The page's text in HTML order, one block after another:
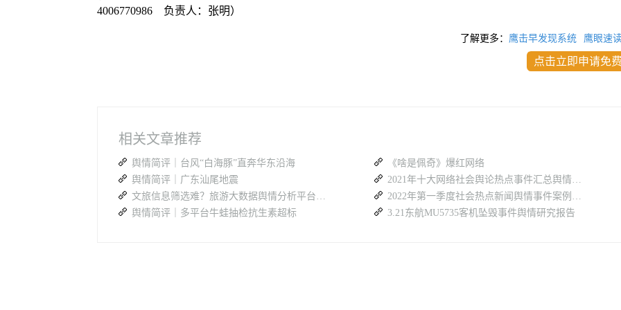
4006770986 负责人：张明）
了解更多： 鹰击早发现系统 鹰眼速
点击立即申请免
相关文章推荐
舆情简评｜台风“白海豚”直奔华东沿海
舆情简评｜广东汕尾地震
舆情简评｜多平台牛蛙抽检抗生素超标
《啥是佩奇》爆红网络
2021年十大网络社会舆论热点事件汇总舆情分析
3.21东航MU5735客机坠毁事件舆情研究报告